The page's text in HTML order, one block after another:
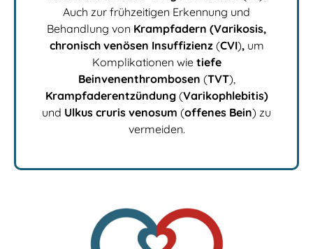
Auch zur frühzeitigen Erkennung und
Behandlung von Krampfadern (Varikosis,
chronisch venösen Insuffizienz (CVI), um
Komplikationen wie tiefe
Beinvenenthrombosen (TVT),
Krampfaderentzündung(Varikophlebitis)
und Ulkus cruris venosum (offenes Bein) zu
vermeiden.